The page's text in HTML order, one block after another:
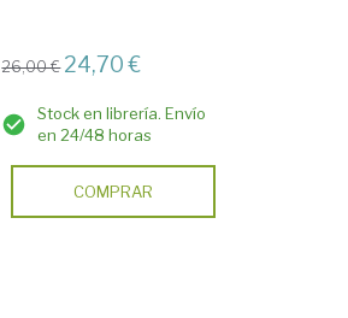
26,00 € 24,70 €
Stock en librería. Envío
en 24/48 horas
COMPRAR